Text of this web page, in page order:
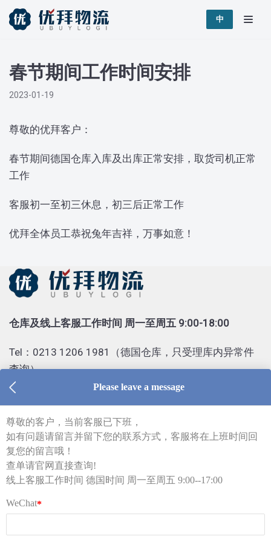
跳
至
文
中
春节期间工作时间安排
2023-01-19
尊敬的优拜客户：
春节期间德国仓库入库及出库正常安排，取货司机正常
工作
客服初一至初三休息，初三后正常工作
优拜全体员工恭祝兔年吉祥，万事如意！
仓库及线上客服工作时间 周一至周五 9:00-18:00
Tel：0213 1206 1981（德国仓库，只受理库内异常件
查询）
客服部邮箱 kf@ubuylogi.com
财务部邮箱 fibu@ubuylogi.com
发票请自行在网站
明下载
© 广州优拜科技有限公司